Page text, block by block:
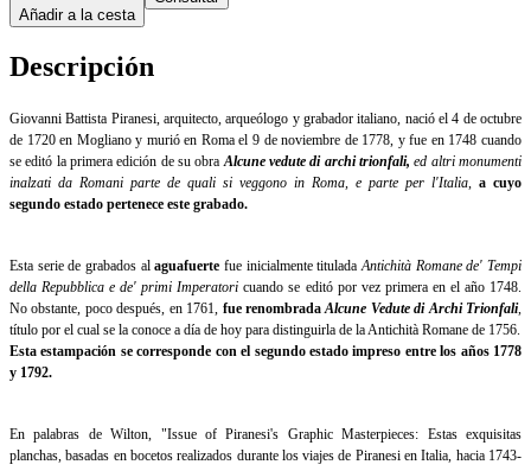
Añadir a la cesta
Descripción
Giovanni Battista Piranesi, arquitecto, arqueólogo y grabador italiano, nació el 4 de octubre
de 1720 en Mogliano y murió en Roma el 9 de noviembre de 1778, y fue en 1748 cuando
se editó la primera edición de su obra Alcune vedute di archi trionfali, ed altri monumenti
inalzati da Romani parte de quali si veggono in Roma, e parte per l'Italia
a cuyo
segundo estado pertenece este grabado.
Esta serie de grabados alaguafuerte fue inicialmente tituladaAntichità Romane de' Tempi
della Repubblica e de' primi Imperatori cuando se editó por vez primera en el año 1748.
No obstante, poco después, en 1761, fue renombradaAlcune Vedute di Archi Trionfali,
título por el cual se la conoce a día de hoy para distinguirla de la Antichità Romane de 1756.
Esta estampación se corresponde con el segundo estado impreso entre los años 1778
y 1792.
En palabras de Wilton, "Issue of Piranesi's Graphic Masterpieces: Estas exquisitas
planchas, basadas en bocetos realizados durante los viajes de Piranesi en Italia, hacia 1743-